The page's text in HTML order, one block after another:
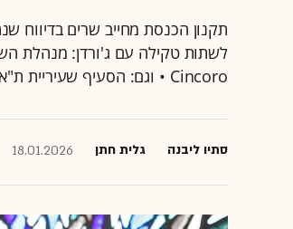
תקנון הכנסת מחייב שרים בדיווח
לשתות טקילה עם ג'ורדן: מנהלת
Cincoro • וגם: הסעיף שעיריית ת"א מוסיפה במכרזים להפעלת בתי קפה בנכסיה •
סתיו ליבנה גלית חתן 18.01.2026